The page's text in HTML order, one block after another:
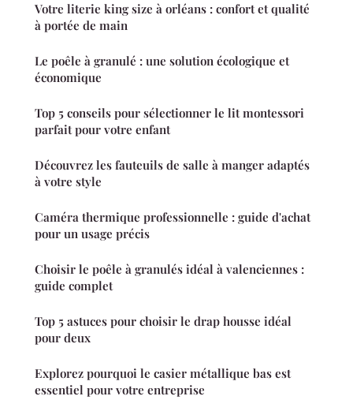
Votre literie king size à orléans : confort et qualité
à portée de main
Le poêle à granulé : une solution écologique et
économique
Top 5 conseils pour sélectionner le lit montessori
parfait pour votre enfant
Découvrez les fauteuils de salle à manger adaptés
à votre style
Caméra thermique professionnelle : guide d'achat
pour un usage précis
Choisir le poêle à granulés idéal à valenciennes :
guide complet
Top 5 astuces pour choisir le drap housse idéal
pour deux
Explorez pourquoi le casier métallique bas est
essentiel pour votre entreprise